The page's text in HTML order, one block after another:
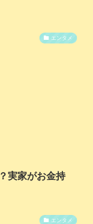
エンタメ
実家がお金持
エンタメ